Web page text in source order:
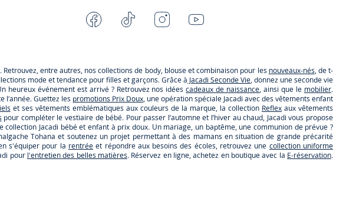
Facebook Tiktok InstagramYoutube
entre autres, nos collections de body, blouse et combinaison pour les nouveaux-nés, de t-
mode et tendance pour filles et garçons. Grâce à Jacadi Seconde Vie, donnez une seconde vie
heureux événement est arrivé ? Retrouvez nos idéescadeaux de naissance, ainsi que le mobilier.
l’année. Guettez les promotions Prix Doux, une opération spéciale Jacadi avec des vêtements enfant
et ses vêtements emblématiques aux couleurs de la marque, la collection Reflexaux vêtements
pour compléter le vestiaire de bébé. Pour passer l’automne et l’hiver au chaud, Jacadi vous propose
collection Jacadi bébé et enfant à prix doux. Un mariage, un baptême, une communion de prévue ?
Tohana et soutenez un projet permettant à des mamans en situation de grande précarité
s'équiper pour la rentréeet répondre aux besoins des écoles, retrouvez une collection uniforme
pour l'entretien des belles matières. Réservez en ligne, achetez en boutique avec la E-réservation.